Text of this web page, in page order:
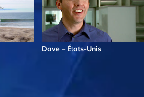
Dave – États-Unis